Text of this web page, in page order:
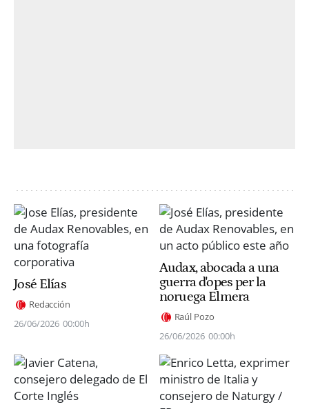
José Elías
Redacción
26/06/2026 00:00h
Audax, abocada a una
guerra d'opes per la
noruega Elmera
Raúl Pozo
26/06/2026 00:00h